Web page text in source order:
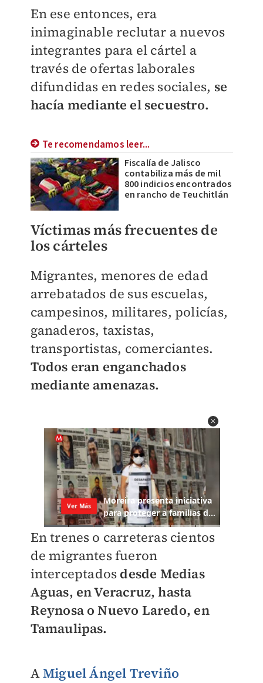
En ese entonces, era
inimaginable reclutar a nuevos
integrantes para el cártel a
través de ofertas laborales
difundidas en redes sociales, se
hacía mediante el secuestro.
Te recomendamos leer...
Fiscalía de Jalisco
contabiliza más de mil
800 indicios encontrados
en rancho de Teuchitlán
Víctimas más frecuentes de
los cárteles
Migrantes, menores de edad
arrebatados de sus escuelas,
campesinos, militares, policías,
ganaderos, taxistas,
transportistas, comerciantes.
Todos eran enganchados
mediante amenazas.
En trenes o carreteras cientos
de migrantes fueron
interceptados desde Medias
Aguas, en Veracruz, hasta
Reynosa o Nuevo Laredo, en
Tamaulipas.
AMiguel Ángel Treviño